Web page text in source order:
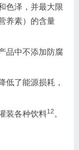
色泽，并最大限
养素）的含量
品中不添加防腐
低了能源损耗，
装各种饮料12。